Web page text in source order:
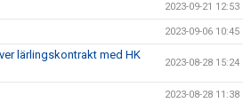
2023-09-21 12:53
2023-09-06 10:45
lärlingskontrakt med HK
2023-08-28 15:24
2023-08-28 11:38